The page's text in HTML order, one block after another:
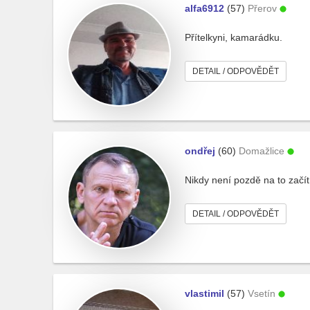
alfa6912 (57) Přerov
Přítelkyni, kamarádku.
DETAIL / ODPOVĚDĚT
ondřej (60) Domažlice
Nikdy není pozdě na to
DETAIL / ODPOVĚDĚT
vlastimil (57) Vsetín